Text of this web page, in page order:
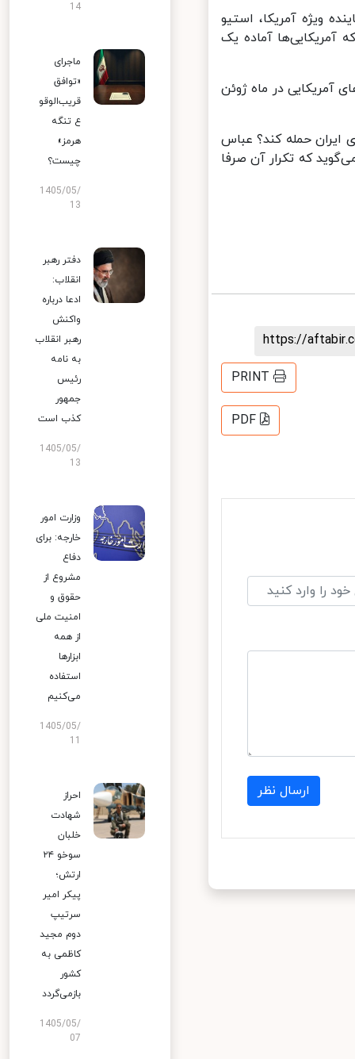
ویژه آمریکا، استیو
آمریکایی‌ها آماده یک
آمریکایی در ماه ژوئن
حمله کند؟ عباس
که تکرار آن صرفا
https://
PRINT
PDF
ارسال نظر
14
ماجرای
«توافق
قریب‌الوقو
ع تنگه
هرمز»
چیست؟
1405/05/
13
دفتر رهبر
انقلاب:
ادعا درباره
واکنش
رهبر انقلاب
به نامه
رئیس
جمهور
کذب است
1405/05/
13
وزارت امور
خارجه: برای
دفاع
مشروع از
حقوق و
امنیت ملی
از همه
ابزارها
استفاده
می‌کنیم
1405/05/
احراز
شهادت
خلبان
سوخو ۲۴
ارتش؛
پیکر امیر
سرتیپ
دوم مجید
کاظمی به
کشور
بازمی‌گردد
1405/05/
07